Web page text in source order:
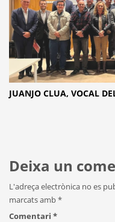
JUANJO CLUA, VOCAL
Deixa un
L'adreça electrònica no es
marcats amb*
Comentari *